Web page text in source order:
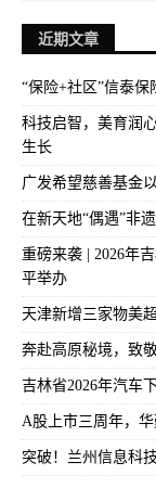
近期文章
“保险+社区”信泰
科技启智，美育润
生长
广发希望慈善基金
在新天地“偶遇”非
重磅来袭 | 2026年
平举办
天津新增三家物美
奔赴高原秘境，致
吉林省2026年汽车
A股上市三周年，
突破！兰州信息科